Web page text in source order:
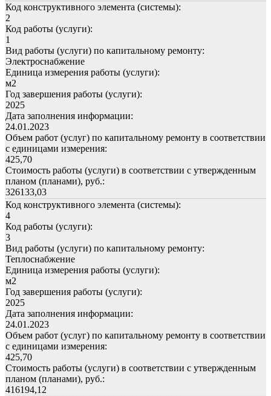
Код конструктивного элемента (системы):
2
Код работы (услуги):
1
Вид работы (услуги) по капитальному ремонту:
Электроснабжение
Единица измерения работы (услуги):
м2
Год завершения работы (услуги):
2025
Дата заполнения информации:
24.01.2023
Объем работ (услуг) по капитальному ремонту в соответствии
с единицами измерения:
425,70
Стоимость работы (услуги) в соответствии с утвержденным
планом (планами), руб.:
326133,03
Код конструктивного элемента (системы):
4
Код работы (услуги):
3
Вид работы (услуги) по капитальному ремонту:
Теплоснабжение
Единица измерения работы (услуги):
м2
Год завершения работы (услуги):
2025
Дата заполнения информации:
24.01.2023
Объем работ (услуг) по капитальному ремонту в соответствии
с единицами измерения:
425,70
Стоимость работы (услуги) в соответствии с утвержденным
планом (планами), руб.:
416194,12